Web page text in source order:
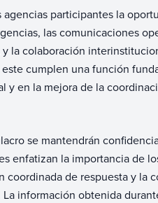
participantes la
las comunicaciones
la colaboración
cumplen una función
y en la mejora de la
se mantendrán
enfatizan la importancia de
de respuesta y la
información obtenida